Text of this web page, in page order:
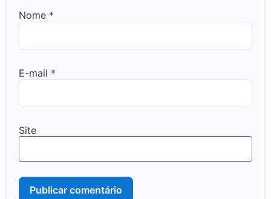
Nome *
E-mail *
Site